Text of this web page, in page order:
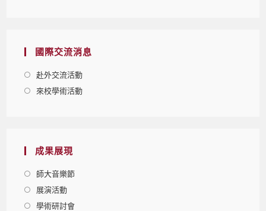
國際交流消息
赴外交流活動
來校學術活動
成果展現
師大音樂節
展演活動
學術研討會